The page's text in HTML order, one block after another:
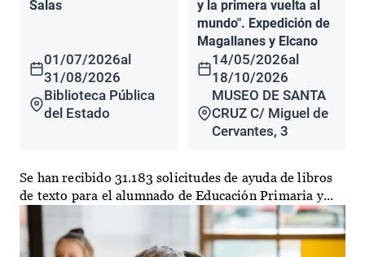
Salas
01/07/2026al
31/08/2026
Biblioteca Pública
del Estado
y la primera vuelta al
mundo". Expedición de
Magallanes y Elcano
14/05/2026al
18/10/2026
MUSEO DE SANTA
CRUZ C/ Miguel de
Cervantes, 3
Se han recibido 31.183 solicitudes de ayuda de libros
de texto para el alumnado de Educación Primaria y...